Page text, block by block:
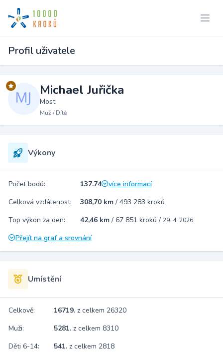
Profil uživatele
Michael Juřička
Most
Muž / Dítě
Výkony
Počet bodů: 137.74
více informací
Celková vzdálenost:
308,70 km / 493 283 kroků
Top výkon za den:
42,46 km / 67 851 kroků / 29. 4. 2026
Přejít na graf a srovnání
Umístění
Celkově: 16719. z celkem 26320
Muži:
5281. z celkem 8310
Děti 6-14:
541. z celkem 2818